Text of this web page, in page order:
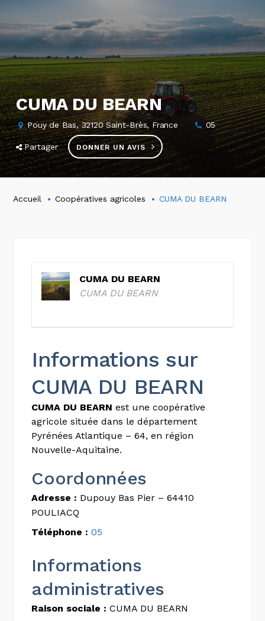
CUMA DU BEARN
Pouy de Bas, 32120 Saint-Brès, France 05
Partager DONNER UN AVIS
Accueil Coopératives agricoles CUMA DU BEARN
CUMA DU BEARN
CUMA DU BEARN
Informations sur
CUMA DU BEARN
CUMA DU BEARN est une coopérative
agricole située dans le département
Pyrénées Atlantique – 64, en région
Nouvelle-Aquitaine.
Coordonnées
Adresse : Dupouy Bas Pier – 64410
POULIACQ
Téléphone : 05
Informations
administratives
Raison sociale : CUMA DU BEARN